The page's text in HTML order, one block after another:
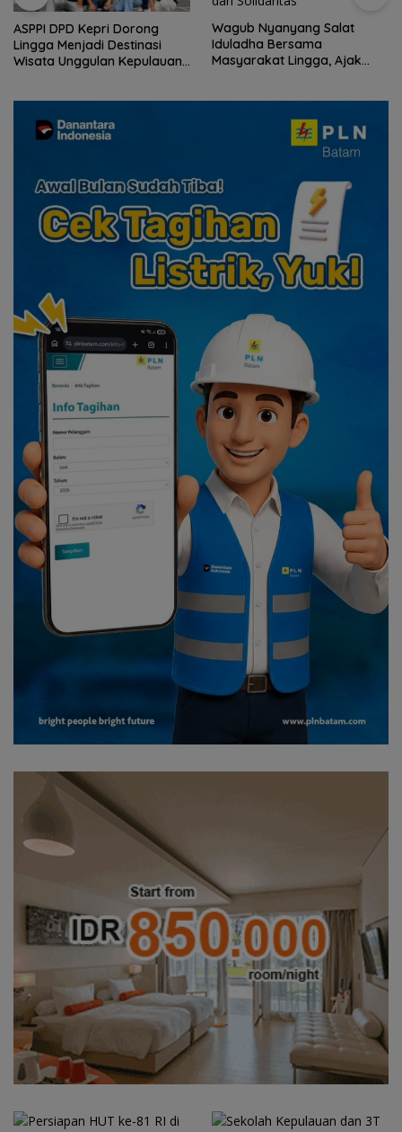
ASPPI DPD Kepri Dorong
Lingga Menjadi Destinasi
Wisata Unggulan Kepulauan
Wagub Nyanyang Salat
Iduladha Bersama
Masyarakat Lingga, Ajak